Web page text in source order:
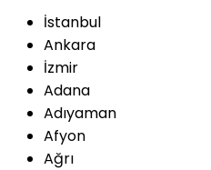
İstanbul
Ankara
İzmir
Adana
Adıyaman
Afyon
Ağrı